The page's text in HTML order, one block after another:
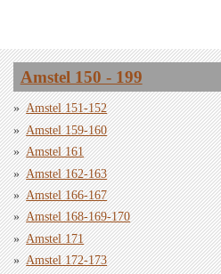
Amstel 150 - 199
Amstel 151-152
Amstel 159-160
Amstel 161
Amstel 162-163
Amstel 166-167
Amstel 168-169-170
Amstel 171
Amstel 172-173